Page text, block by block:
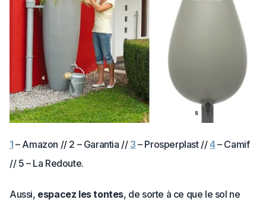
1 – Amazon // 2 – Garantia // 3 – Prosperplast //4– Camif
// 5 – La Redoute.
Aussi, espacez les tontes, de sorte à ce que le sol ne